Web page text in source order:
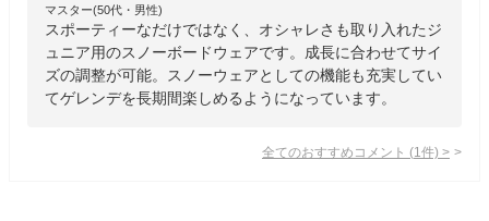
マスター(50代・男性)
スポーティーなだけではなく、オシャレさも取り入れたジ
ュニア用のスノーボードウェアです。成長に合わせてサイ
ズの調整が可能。スノーウェアとしての機能も充実してい
てゲレンデを長期間楽しめるようになっています。
全てのおすすめコメント (1 件) >